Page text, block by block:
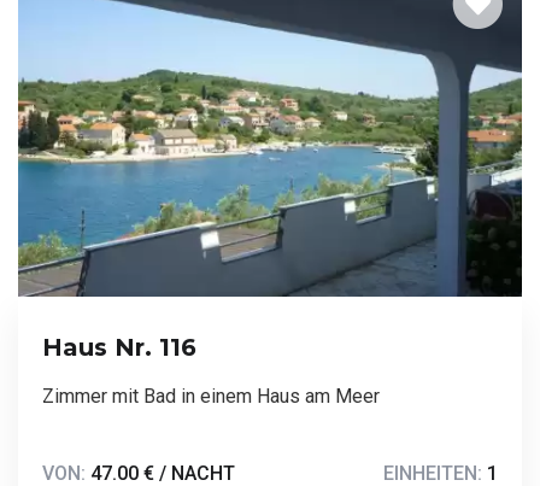
Haus Nr. 116
Zimmer mit Bad in einem Haus am Meer
VON: 47.00 € / NACHT EINHEITEN: 1